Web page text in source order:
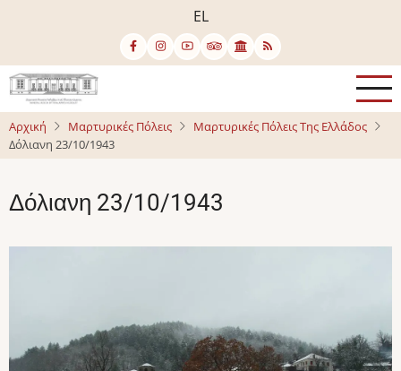
κυρίως
περιεχόμενο
EL
Αρχική Μαρτυρικές Πόλεις
Μαρτυρικές Πόλεις Της Ελλάδος
Δόλιανη 23/10/1943
Δόλιανη 23/10/1943